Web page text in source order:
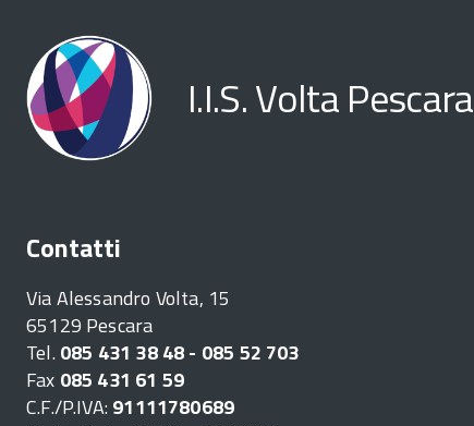
I.I.S. Volta Pescara
Contatti
Via Alessandro Volta, 15
65129 Pescara
Tel. 085 431 38 48 - 085 52 703
Fax 085 431 61 59
C.F./P.IVA: 91111780689